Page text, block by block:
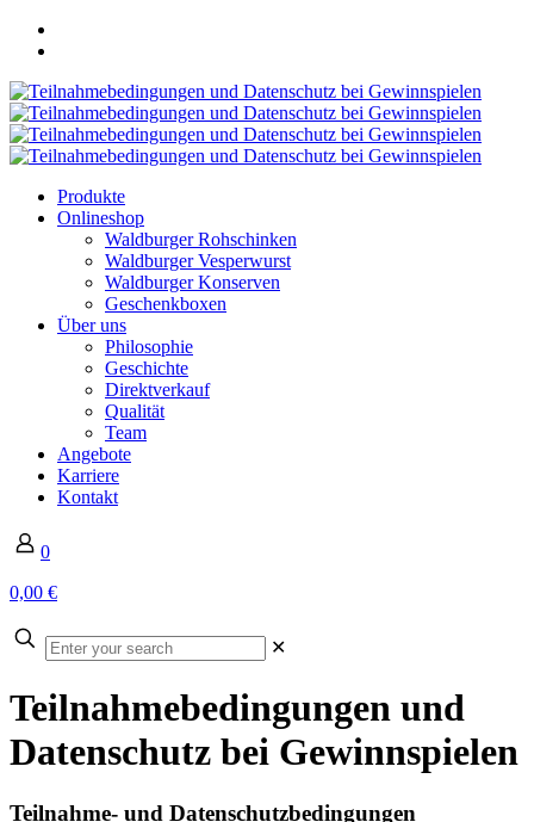
Produkte
Onlineshop
Waldburger Rohschinken
Waldburger Vesperwurst
Waldburger Konserven
Geschenkboxen
Über uns
Philosophie
Geschichte
Direktverkauf
Qualität
Team
Angebote
Karriere
Kontakt
0
0,00 €
Enter
your
✕
Teilnahmebedingungen und
Datenschutz bei Gewinnspielen
Teilnahme- und Datenschutzbedingungen